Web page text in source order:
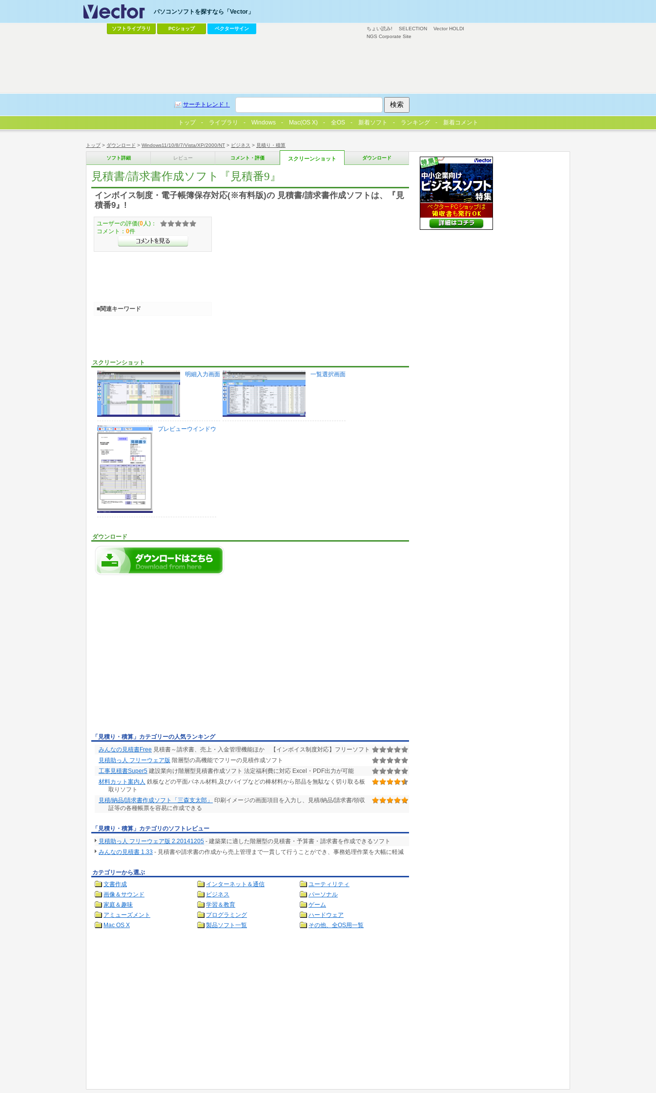
トップ> ダウンロード > Windows11/10/8/7/Vista/XP/2000/NT > ビジネス > 見積り・積算
ソフト詳細 レビュー コメント・評価 スクリーンショット ダウンロード
見積書/請求書作成ソフト『見積番9』
インボイス制度・電子帳簿保存対応(※有料版)の 見積書/請求書作成ソフトは、『見
積番9』!
スクリーンショット
明細入力画面
一覧選択画面
プレビューウインドウ
ダウンロード
ユーザーの評価(0 人)：
コメント： 0件
■関連キーワード
「見積り・積算」カテゴリーの人気ランキング
みんなの見積書Free 見積書～請求書、売上・入金管理機能ほか 【インボイス制度対応】フリーソフト
見積助っ人 フリーウェア版 階層型の高機能でフリーの見積作成ソフト
工事見積書Super5 建設業向け階層型見積書作成ソフト 法定福利費に対応 Excel・PDF出力が可能
材料カット案内人 鉄板などの平面パネル材料,及びパイプなどの棒材料から部品を無駄なく切り取る板
取りソフト
見積/納品/請求書作成ソフト「三森支太郎」
印刷イメージの画面項目を入力し、見積/納品/請求書/領収
証等の各種帳票を容易に作成できる
「見積り・積算」カテゴリのソフトレビュー
見積助っ人 フリーウェア版 2.20141205 - 建築業に適した階層型の見積書・予算書・請求書を作成できるソフト
みんなの見積書 1.33 - 見積書や請求書の作成から売上管理まで一貫して行うことができ、事務処理作業を大幅に軽減
カテゴリーから選ぶ
文書作成
インターネット＆通信
ユーティリティ
画像＆サウンド
ビジネス
パーソナル
家庭＆趣味
学習＆教育
ゲーム
アミューズメント
プログラミング
ハードウェア
Mac OS X
製品ソフト一覧 その他、全OS用一覧
ちょい読み! SELECTION
Vector HOLDI
NGS Corporate Site
パソコンソフトを探すなら「Vector」
ソフトライブラリ PCショップ ベクターサイン
サーチトレンド！
トップ ライブラリ Windows Mac(OS X) 全OS 新着ソフト ランキング 新着コメント